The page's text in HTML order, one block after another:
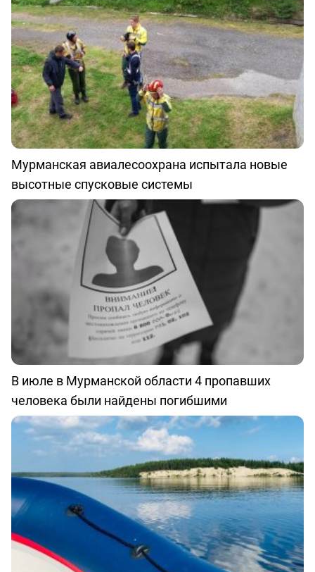
Мурманская авиалесоохрана испытала новые
высотные спусковые системы
В июле в Мурманской области 4 пропавших
человека были найдены погибшими